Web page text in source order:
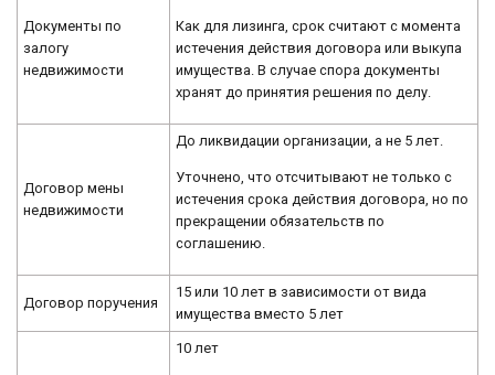
Документы по
залогу
недвижимости
Как для лизинга, срок считают с момента
истечения действия договора или выкупа
имущества. В случае спора документы
хранят до принятия решения по делу.
Договор мены
недвижимости
До ликвидации организации, а не 5 лет.
Уточнено, что отсчитывают не только с
истечения срока действия договора, но по
прекращении обязательств по
соглашению.
Договор поручения
15 или 10 лет в зависимости от вида
имущества вместо 5 лет
10 лет